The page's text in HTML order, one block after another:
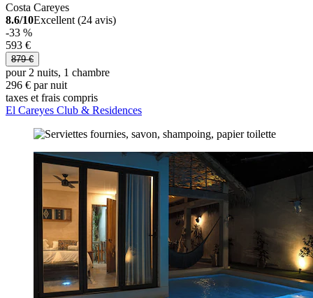
Costa Careyes
8.6/10Excellent (24 avis)
-33 %
593 €
879 €
pour 2 nuits, 1 chambre
296 € par nuit
taxes et frais compris
El Careyes Club & Residences